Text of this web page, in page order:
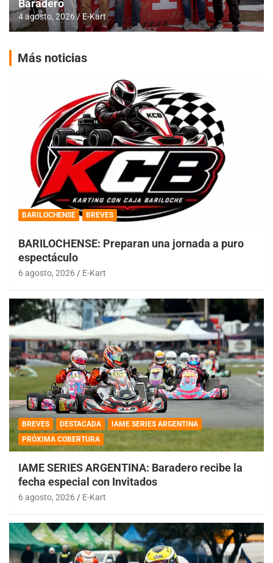
Baradero
4 agosto, 2026 E-Kart
Más noticias
BARILOCHENSE BREVES
BARILOCHENSE: Preparan una jornada a puro
espectáculo
6 agosto, 2026 E-Kart
BREVES DESTACADA
IAME SERIES ARGENTINA
PRÓXIMA COBERTURA
IAME SERIES ARGENTINA: Baradero recibe la
fecha especial con Invitados
6 agosto, 2026 E-Kart